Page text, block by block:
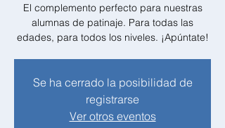
El complemento perfecto para nuestras
alumnas de patinaje. Para todas las
edades, para todos los niveles. ¡Apúntate!
Se ha cerrado la posibilidad de
registrarse
Ver otros eventos